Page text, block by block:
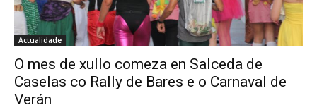
Actualidade
O mes de xullo comeza en Salceda de
Caselas co Rally de Bares e o Carnaval de
Verán